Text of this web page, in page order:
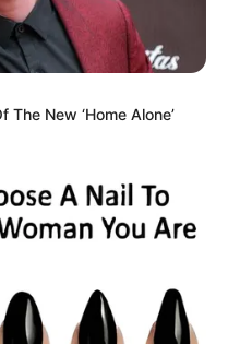
New ‘Home Alone’